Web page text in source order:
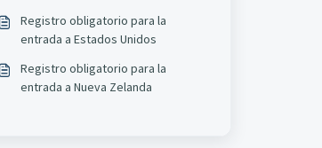
Registro obligatorio para la
entrada a Estados Unidos
Registro obligatorio para la
entrada a Nueva Zelanda